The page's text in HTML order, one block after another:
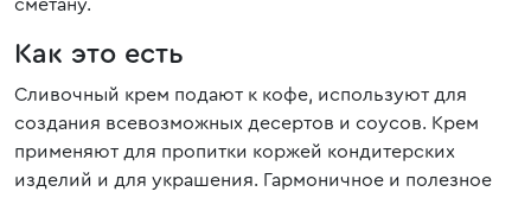
сметану.
Как это есть
Сливочный крем подают к кофе, используют для
создания всевозможных десертов и соусов. Крем
применяют для пропитки коржей кондитерских
изделий и для украшения. Гармоничное и полезное